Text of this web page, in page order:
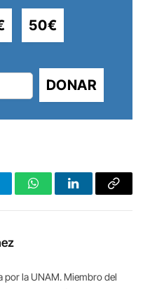
50€
DONAR
WhatsAppLinkedInCopy
por la UNAM. Miembro del